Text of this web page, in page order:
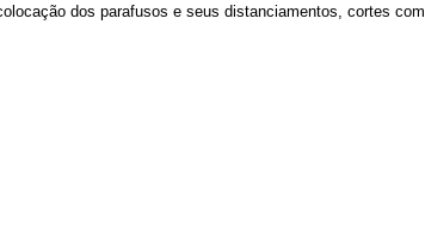
dos parafusos e seus distanciamentos, cortes com